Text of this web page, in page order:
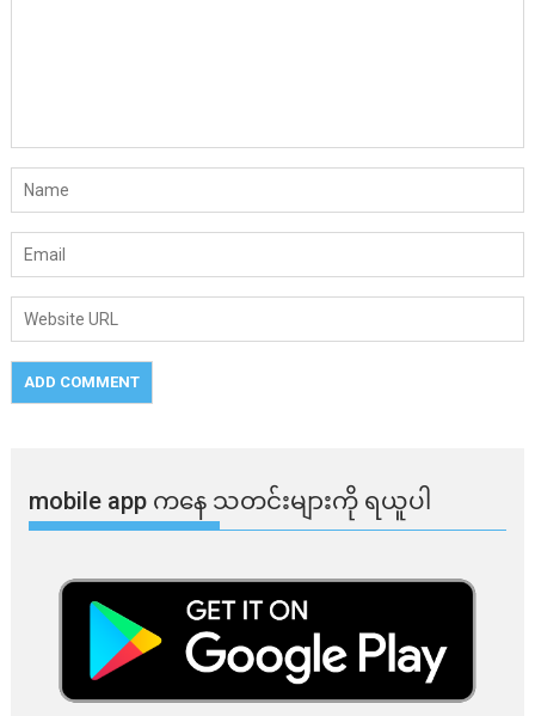
mobile app ​​ကနေ ​​သတင်းများကို ရယူပါ